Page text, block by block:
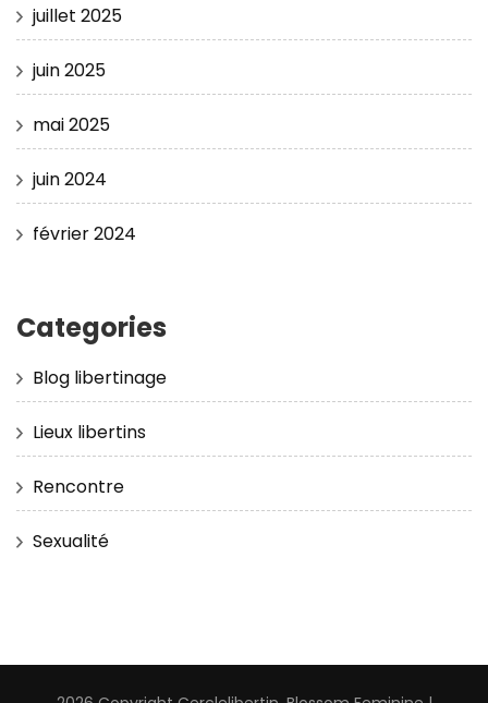
juillet 2025
juin 2025
mai 2025
juin 2024
février 2024
Categories
Blog libertinage
Lieux libertins
Rencontre
Sexualité